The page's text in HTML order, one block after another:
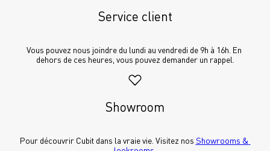
Service client
Vous pouvez nous joindre du lundi au vendredi de 9h à 16h. En
dehors de ces heures, vous pouvez demander un rappel.
Showroom
Pour découvrir Cubit dans la vraie vie. Visitez nos Showrooms &